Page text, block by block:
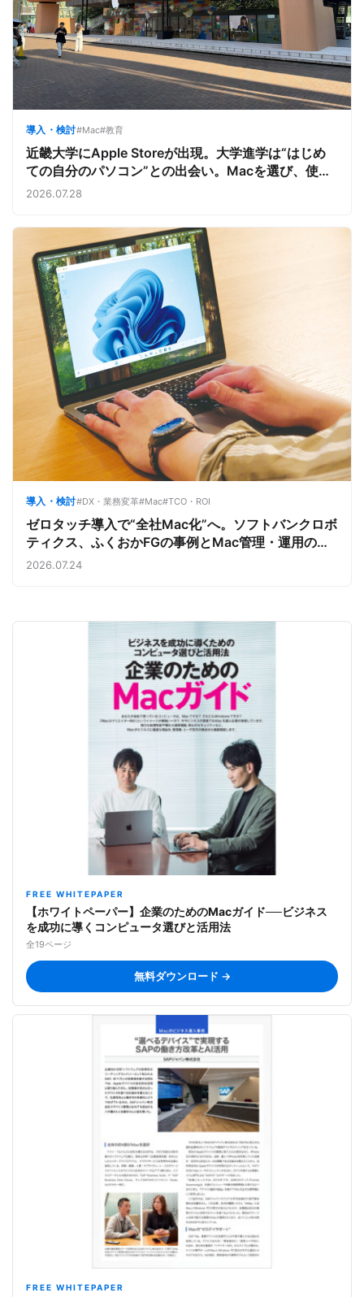
導入・検討#Mac#教育
近畿大学にApple Storeが出現。大学進学は“はじめ
ての自分のパソコン”との出会い。Macを選び、使う
魅力と楽しさを、夏のオープンキャンパスでアピール
2026.07.28
導入・検討#DX・業務変革#Mac#TCO・ROI
ゼロタッチ導入で“全社Mac化”へ。ソフトバンクロボ
ティクス、ふくおかFGの事例とMac管理・運用の強
み【今週のAppleビジネストレンド】
2026.07.24
FREE WHITEPAPER
【ホワイトペーパー】企業のためのMacガイド──ビジネス
を成功に導くコンピュータ選びと活用法
全19ページ
無料ダウンロード →
FREE WHITEPAPER